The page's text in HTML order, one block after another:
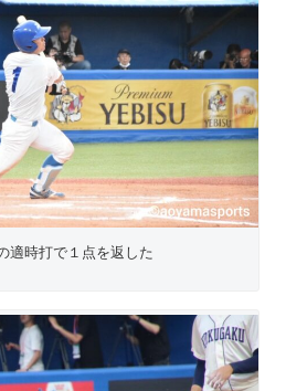
適時打で１点を返した